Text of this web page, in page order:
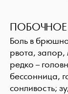
ПОБОЧНОЕ
Боль в
рвота, запор,
редко –
бессонница,
сонливость;